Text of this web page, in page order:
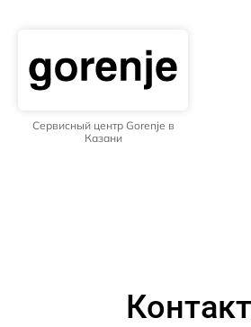
Сервисный центр Gorenje в
Казани